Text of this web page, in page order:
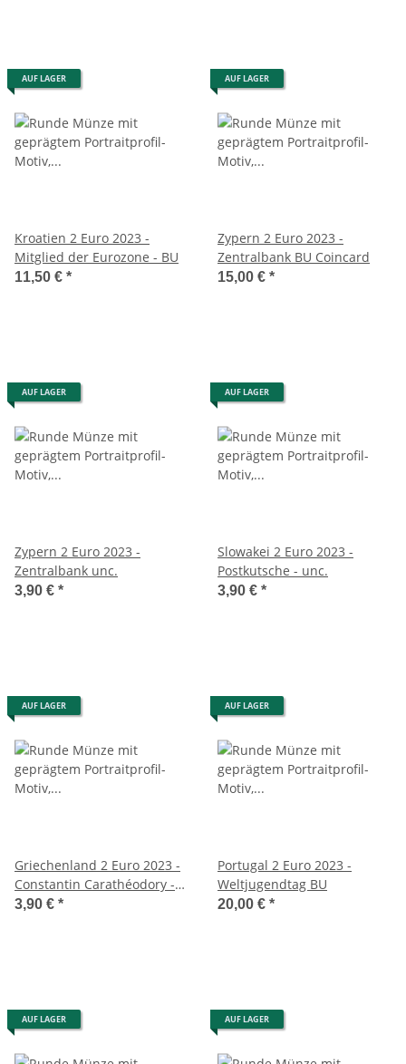
AUF LAGER
Kroatien 2 Euro 2023 -
Mitglied der Eurozone - BU
11,50 € *
AUF LAGER
Zypern 2 Euro 2023 -
Zentralbank BU Coincard
15,00 € *
AUF LAGER
Zypern 2 Euro 2023 -
Zentralbank unc.
3,90 € *
AUF LAGER
Slowakei 2 Euro 2023 -
Postkutsche - unc.
3,90 € *
AUF LAGER
Griechenland 2 Euro 2023 -
Constantin Carathéodory -
unc.
3,90 € *
AUF LAGER
Portugal 2 Euro 2023 -
Weltjugendtag BU
20,00 € *
AUF LAGER AUF LAGER